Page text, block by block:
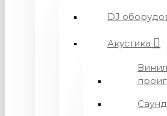
DJ
Акустика